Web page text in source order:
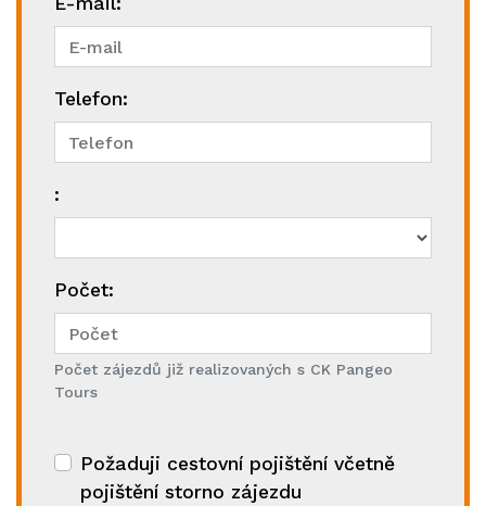
Telefon:
:
Počet:
Počet zájezdů již realizovaných s CK Pangeo
Tours
Požaduji cestovní pojištění včetně
pojištění storno zájezdu